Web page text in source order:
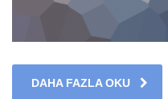
DAHA FAZLA OKU